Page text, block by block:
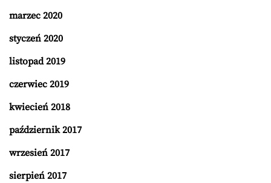
marzec 2020
styczeń 2020
listopad 2019
czerwiec 2019
kwiecień 2018
październik 2017
wrzesień 2017
sierpień 2017